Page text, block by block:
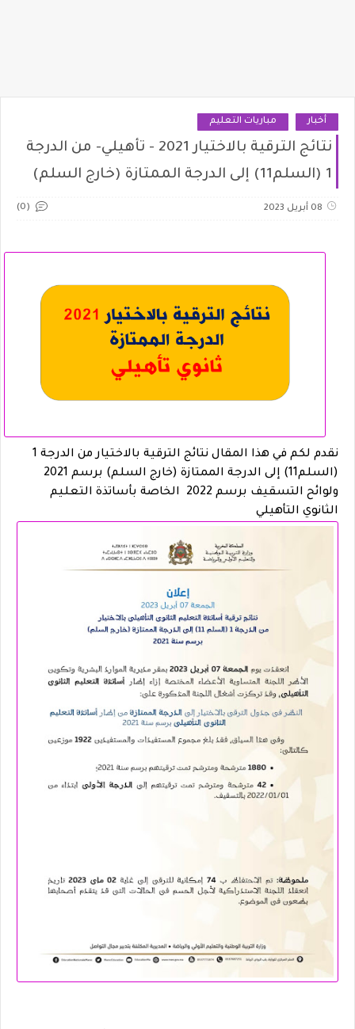
أخبار مباريات التعليم
نتائج الترقية بالاختيار 2021 - تأهيلي- من الدرجة
1 (السلم11) إلى الدرجة الممتازة (خارج السلم)
08 أبريل 2023 (0)
نقدم لكم في هذا المقال نتائج الترقية بالاختيار من الدرجة 1
ولوائح التسقيف برسم 2022 الخاصة بأساتذة التعليم
الثانوي التأهيلي